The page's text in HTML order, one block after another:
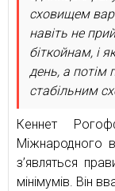
сховищем
навіть не
біткойнам, і
день, а потім
стабільним
Кеннет
Міжнародного
з’являться
мінімумів. Він